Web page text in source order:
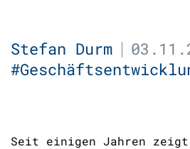
Stefan Durm
Seit einigen Jahren